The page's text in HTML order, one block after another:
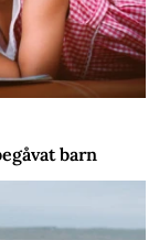
barn